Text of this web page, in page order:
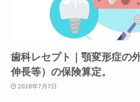
歯科レセプト｜顎変形症の
伸長等）の保険算定。
2018年7月7日